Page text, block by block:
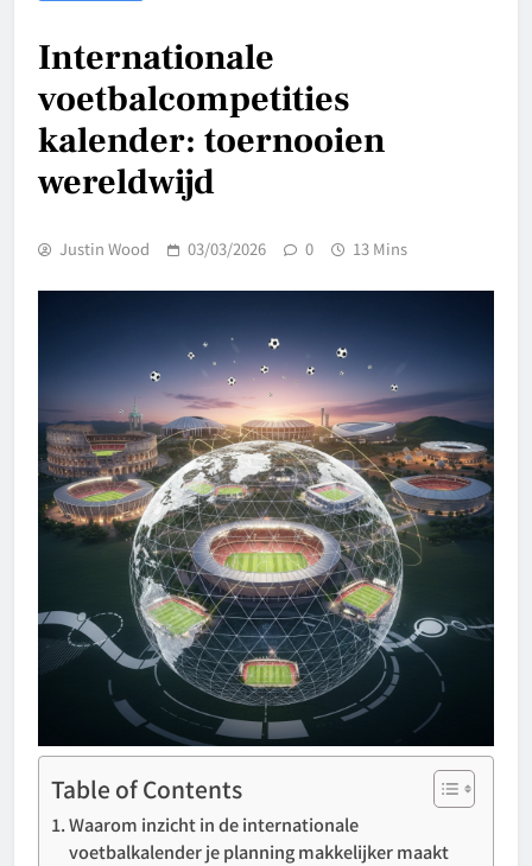
Internationale
voetbalcompetities
kalender: toernooien
wereldwijd
Justin Wood 03/03/2026 0 13 Mins
Table of Contents
Waarom inzicht in de internationale
voetbalkalender je planning makkelijker maakt